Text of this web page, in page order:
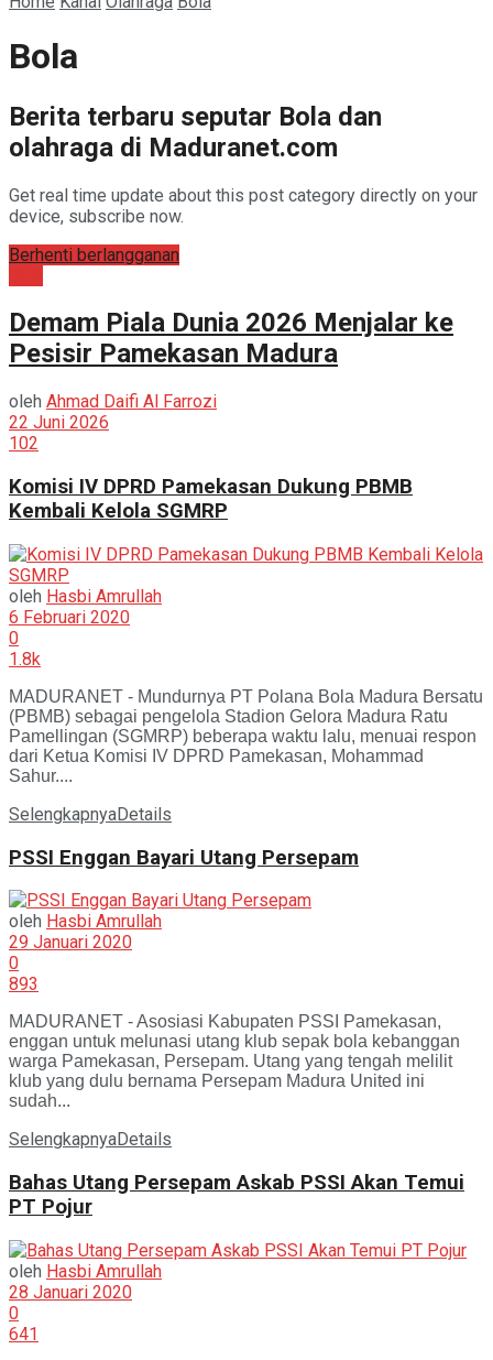
Bola
Berita terbaru seputar Bola dan
olahraga di Maduranet.com
Get real time update about this post category directly on your
device, subscribe now.
Berhenti berlangganan
Demam Piala Dunia 2026 Menjalar ke
Pesisir Pamekasan Madura
oleh Ahmad Daifi Al Farrozi
22 Juni 2026
102
Komisi IV DPRD Pamekasan Dukung PBMB
Kembali Kelola SGMRP
oleh Hasbi Amrullah
6 Februari 2020
0
1.8k
MADURANET - Mundurnya PT Polana Bola Madura Bersatu
(PBMB) sebagai pengelola Stadion Gelora Madura Ratu
Pamellingan (SGMRP) beberapa waktu lalu, menuai respon
dari Ketua Komisi IV DPRD Pamekasan, Mohammad
Sahur....
SelengkapnyaDetails
PSSI Enggan Bayari Utang Persepam
oleh Hasbi Amrullah
29 Januari 2020
0
893
MADURANET - Asosiasi Kabupaten PSSI Pamekasan,
enggan untuk melunasi utang klub sepak bola kebanggan
warga Pamekasan, Persepam. Utang yang tengah melilit
klub yang dulu bernama Persepam Madura United ini
sudah...
SelengkapnyaDetails
Bahas Utang Persepam Askab PSSI Akan Temui
PT Pojur
oleh Hasbi Amrullah
28 Januari 2020
0
641